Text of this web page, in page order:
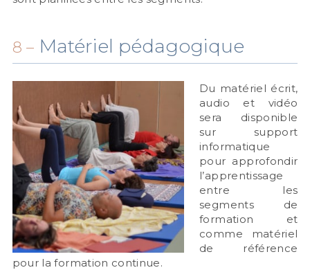
8 –Matériel pédagogique
Du matériel écrit,
audio et vidéo
sera disponible
sur support
informatique
pour approfondir
l’apprentissage
entre les
segments de
formation et
comme matériel
de référence
pour la formation continue.